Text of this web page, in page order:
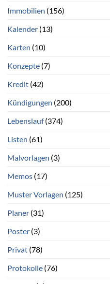
Immobilien (156)
Kalender (13)
Karten (10)
Konzepte (7)
Kredit (42)
Kündigungen (200)
Lebenslauf(374)
Listen (61)
Malvorlagen (3)
Memos (17)
Muster Vorlagen (125)
Planer (31)
Poster (3)
Privat (78)
Protokolle (76)